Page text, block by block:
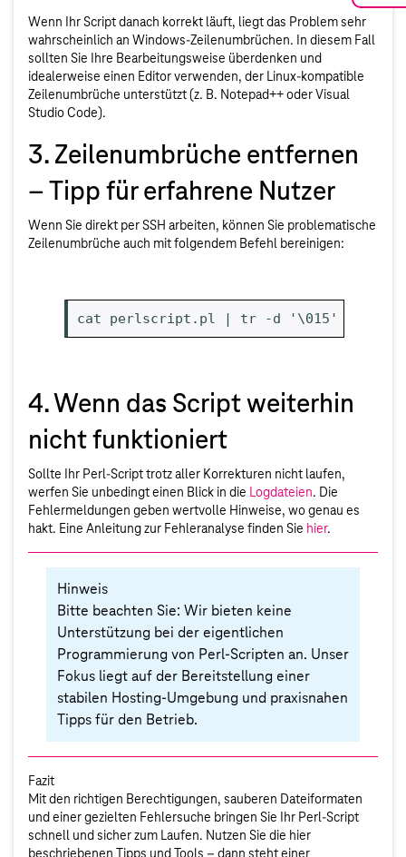
Wenn Ihr Script danach korrekt läuft, liegt das Problem sehr
wahrscheinlich an Windows-Zeilenumbrüchen. In diesem Fall
sollten Sie Ihre Bearbeitungsweise überdenken und
idealerweise einen Editor verwenden, der Linux-kompatible
Zeilenumbrüche unterstützt (z. B. Notepad++ oder Visual
Studio Code).
3. Zeilenumbrüche entfernen
– Tipp für erfahrene Nutzer
Wenn Sie direkt per SSH arbeiten, können Sie problematische
Zeilenumbrüche auch mit folgendem Befehl bereinigen:
cat perlscript.pl | tr -d '\015' >
4. Wenn das Script weiterhin
nicht funktioniert
Sollte Ihr Perl-Script trotz aller Korrekturen nicht laufen,
werfen Sie unbedingt einen Blick in die Logdateien. Die
Fehlermeldungen geben wertvolle Hinweise, wo genau es
hakt. Eine Anleitung zur Fehleranalyse finden Sie hier.
Hinweis
Bitte beachten Sie: Wir bieten keine
Unterstützung bei der eigentlichen
Programmierung von Perl-Scripten an. Unser
Fokus liegt auf der Bereitstellung einer
stabilen Hosting-Umgebung und praxisnahen
Tipps für den Betrieb.
Fazit
Mit den richtigen Berechtigungen, sauberen Dateiformaten
und einer gezielten Fehlersuche bringen Sie Ihr Perl-Script
schnell und sicher zum Laufen. Nutzen Sie die hier
beschriebenen Tipps und Tools – dann steht einer